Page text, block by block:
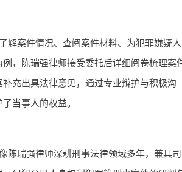
解案件情况、查阅案件材料、为犯罪嫌疑人
，陈瑞强律师接受委托后详细阅卷梳理案
充出具法律意见，通过专业辩护与积极沟
当事人的权益。
陈瑞强律师深耕刑事法律领域多年，兼具司